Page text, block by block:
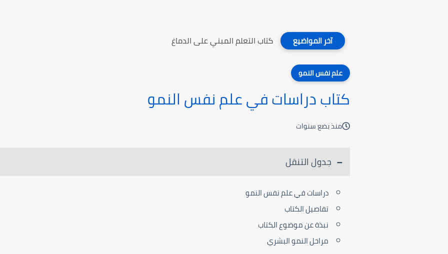
آخر المواضيع كتاب الذاكرة الهائلة
علم نفس النمو
كتاب دراسات في علم نفس النمو
منذ بضع سنوات
جدول التنقل
دراسات في علم نفس النمو
تفاصيل الكتاب
نبذة عن موضوع الكتاب
مراحل النمو البشري